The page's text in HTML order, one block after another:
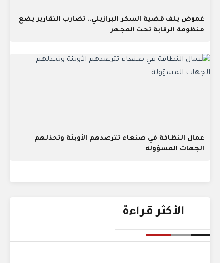
غموض يلف قضية السكر البرازيلي.. تضارب التقارير يضع
منظومة الرقابة تحت المجهر
عمال النظافة في صنعاء تترصدهم الأوبئة وتخذلهم
الجهات المسؤولة
الأكثر قراءة